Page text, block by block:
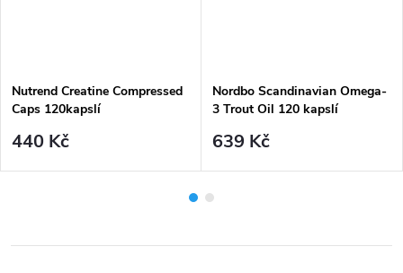
Nutrend Creatine Compressed
Caps 120kapslí
440 Kč
Nordbo Scandinavian Omega-
3 Trout Oil 120 kapslí
639 Kč